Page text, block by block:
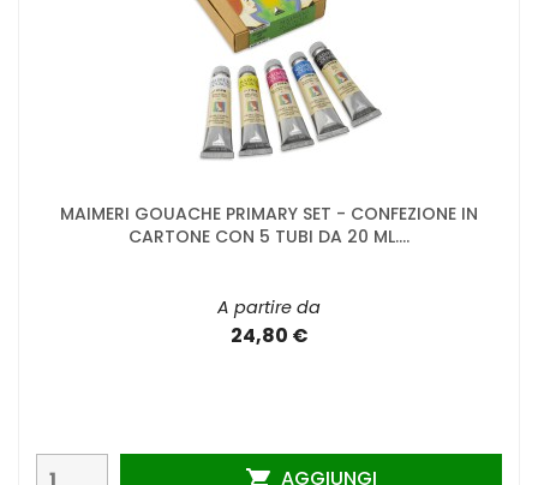
MAIMERI GOUACHE PRIMARY SET - CONFEZIONE IN
CARTONE CON 5 TUBI DA 20 ML....
A partire da
24,80 €
AGGIUNGI